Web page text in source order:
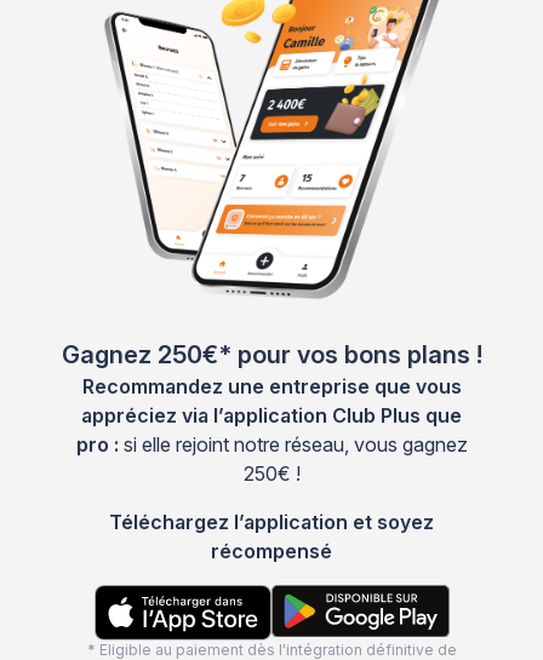
Gagnez 250€* pour vos bons plans !
Recommandez une entreprise que vous
appréciez via l’application Club Plus que
pro : si elle rejoint notre réseau, vous gagnez
250€ !
Téléchargez l’application et soyez
récompensé
* Eligible au paiement dès l'intégration définitive de